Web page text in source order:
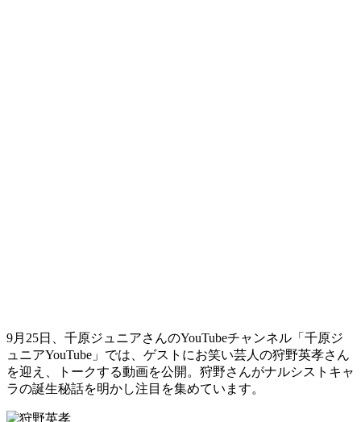
9月25日、千原ジュニアさんのYouTubeチャンネル「千原ジ
ュニアYouTube」では、ゲストにお笑い芸人の狩野英孝さん
を迎え、トークする動画を公開。狩野さんがナルシストキャ
ラの誕生秘話を明かし注目を集めています。